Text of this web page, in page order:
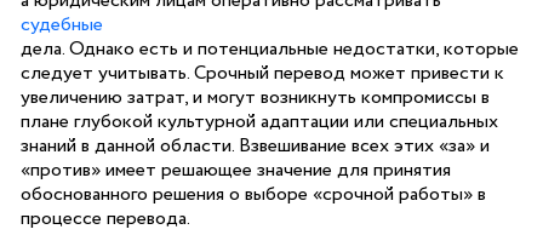
судебные
дела. Однако есть и потенциальные недостатки, которые
следует учитывать. Срочный перевод может привести к
увеличению затрат, и могут возникнуть компромиссы в
плане глубокой культурной адаптации или специальных
знаний в данной области. Взвешивание всех этих «за» и
«против» имеет решающее значение для принятия
обоснованного решения о выборе «срочной работы» в
процессе перевода.